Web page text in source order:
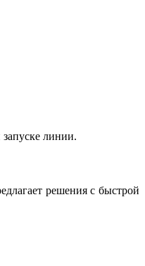
линии.
решения с быстрой